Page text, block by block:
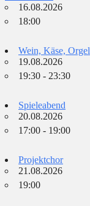
16.08.2026
18:00
Wein, Käse, Orgel
19.08.2026
19:30 - 23:30
Spieleabend
20.08.2026
17:00 - 19:00
Projektchor
21.08.2026
19:00